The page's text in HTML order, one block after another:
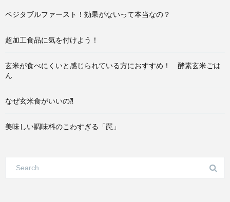
ベジタブルファースト！効果がないって本当なの？
超加工食品に気を付けよう！
玄米が食べにくいと感じられている方におすすめ！ 酵素玄米ごは
ん
なぜ玄米食がいいの⁈
美味しい調味料のこわすぎる「罠」